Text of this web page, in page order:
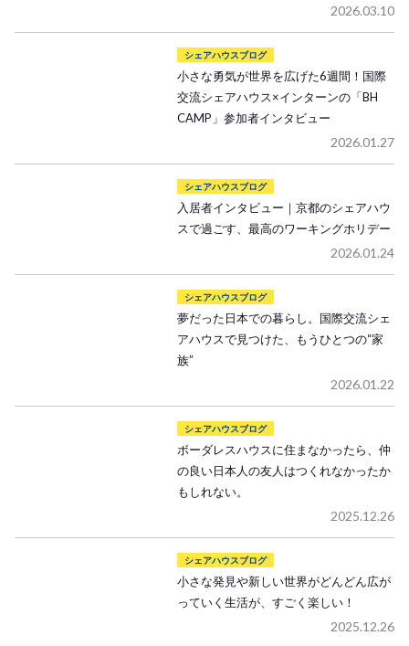
2026.03.10
シェアハウスブログ
小さな勇気が世界を広げた6週間！国際
交流シェアハウス×インターンの「BH
CAMP」参加者インタビュー
2026.01.27
シェアハウスブログ
入居者インタビュー｜京都のシェアハウ
スで過ごす、最高のワーキングホリデー
2026.01.24
シェアハウスブログ
夢だった日本での暮らし。国際交流シェ
アハウスで見つけた、もうひとつの“家
族”
2026.01.22
シェアハウスブログ
ボーダレスハウスに住まなかったら、仲
の良い日本人の友人はつくれなかったか
もしれない。
2025.12.26
シェアハウスブログ
小さな発見や新しい世界がどんどん広が
っていく生活が、すごく楽しい！
2025.12.26